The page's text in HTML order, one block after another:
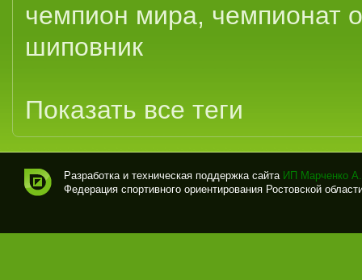
чемпион мира, чемпионат
шиповник
Показать все теги
вно
Разработка и техническая поддержка сайта ИП Марченко
Федерация спортивного ориентирования Ростовской